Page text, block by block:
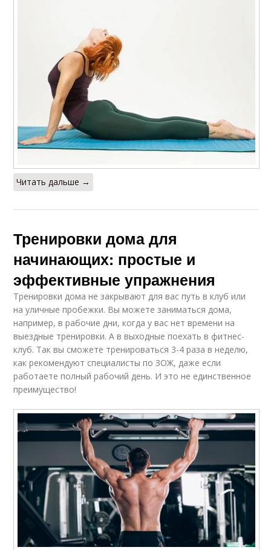
Читать дальше →
Тренировки дома для
начинающих: простые и
эффективные упражнения
Тренировки дома не закрывают для вас путь в клуб или
на уличные пробежки. Вы можете заниматься дома,
например, в рабочие дни, когда у вас нет времени на
выездные тренировки. А в выходные поехать в фитнес-
клуб. Так вы сможете тренироваться 3-4 раза в неделю,
как рекомендуют специалисты по ЗОЖ, даже если
работаете полный рабочий день. И это не единственное
преимущество!